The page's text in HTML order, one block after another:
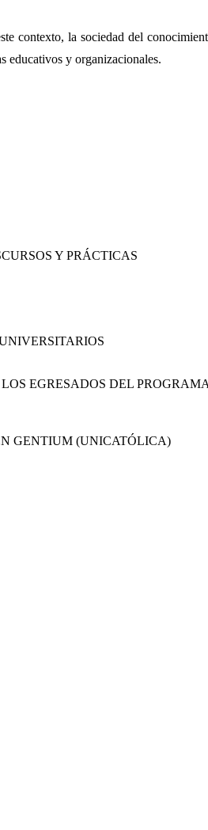
contexto, la sociedad del
educativos y organizacionales.
Y PRÁCTICAS
EGRESADOS DEL
GENTIUM (UNICATÓLICA)